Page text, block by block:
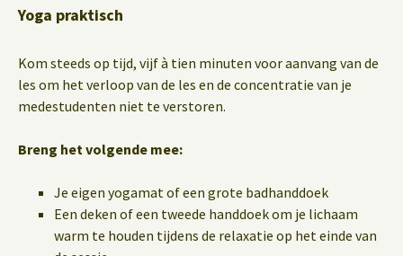
Yoga praktisch
Kom steeds op tijd, vijf à tien minuten voor aanvang van de
les om het verloop van de les en de concentratie van je
medestudenten niet te verstoren.
Breng het volgende mee:
Je eigen yogamat of een grote badhanddoek
Een deken of een tweede handdoek om je lichaam
warm te houden tijdens de relaxatie op het einde van